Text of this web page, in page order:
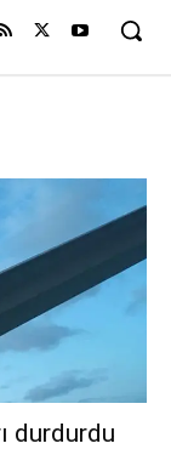
durdurdu